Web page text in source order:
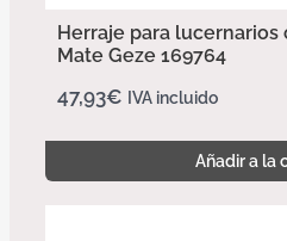
Herraje para lucernarios
Mate Geze 169764
47,93€ IVA incluido
Añadir a la